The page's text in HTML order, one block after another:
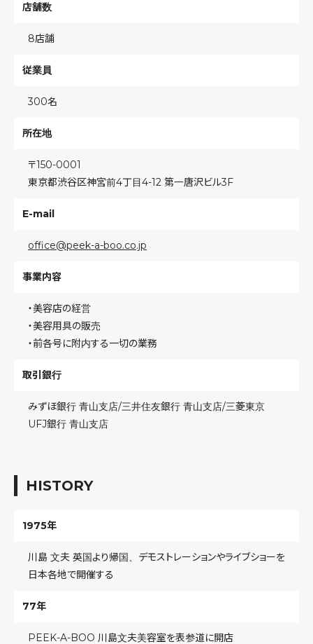
店舗数
8店舗
従業員
300名
所在地
〒150-0001
東京都渋谷区神宮前4丁目4-12 第一唐沢ビル3F
E-mail
office@peek-a-boo.co.jp
事業内容
・美容店の経営
・美容用具の販売
・前各号に附内する一切の業務
取引銀行
みずほ銀行 青山支店/三井住友銀行 青山支店/三菱東京
UFJ銀行 青山支店
HISTORY
1975年
川島 文夫 英国より帰国、デモストレーションやライブショーを
日本各地で開催する
77年
PEEK-A-BOO 川島文夫美容室を表参道に開店